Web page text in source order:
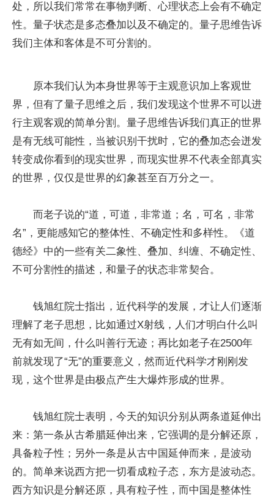
处，所以我们常常在事物判断、心理状态上会有不确定
性。量子状态是多态叠加以及不确定的。量子思维告诉
我们主体和客体是不可分割的。
原本我们认为本身世界等于主观意识加上客观世
界，但有了量子思维之后，我们发现这个世界不可以进
行主观客观的简单分割。量子思维告诉我们真正的世界
是有无线可能性，当被识别干扰时，它的叠加态会迸发
转变成你看到的现实世界，而现实世界不代表全部真实
的世界，仅仅是世界的幻象甚至百万分之一。
而老子说的“道，可道，非常道；名，可名，非常
名”，更能感知它的整体性、不确定性和多样性。《道
德经》中的一些有关二象性、叠加、纠缠、不确定性、
不可分割性的描述，和量子的状态非常契合。
钱旭红院士指出，近代科学的发展，才让人们逐渐
理解了老子思想，比如通过X射线，人们才明白什么叫
无有如无间，什么叫善行无迹；再比如老子在2500年
前就发现了“无”的重要意义，然而近代科学才刚刚发
现，这个世界是由极点产生大爆炸形成的世界。
钱旭红院士表明，今天的知识分别从两条道延伸出
来：第一条从古希腊延伸出来，它强调的是分解还原，
具备粒子性；另外一条是从古中国延伸而来，是波动
的。简单来说西方把一切看成粒子态，东方是波动态。
西方知识是分解还原，具有粒子性，而中国是整体性